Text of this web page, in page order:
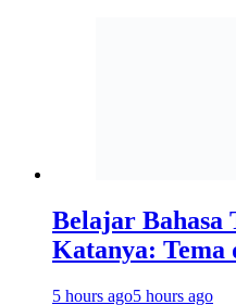
Belajar Bahasa
Katanya: Tema
5 hours ago5 hours ago